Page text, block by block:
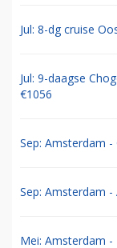
Jul: 8-dg cruise
Jul: 9-daagse
€1056
Sep: Amsterdam -
Sep: Amsterdam -
Mei: Amsterdam